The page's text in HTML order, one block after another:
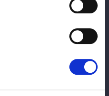
踊に加え、空手三段、メタル